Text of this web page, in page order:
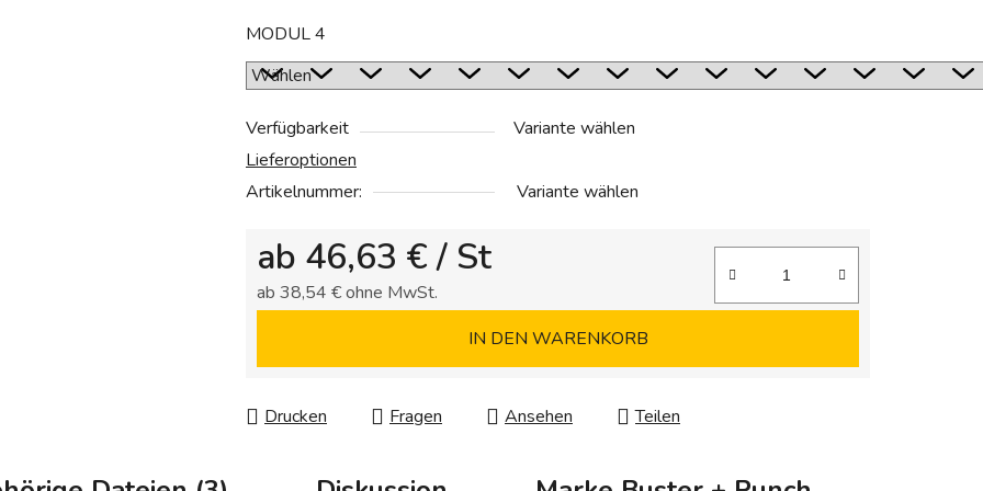
MODUL 4
Verfügbarkeit
Variante wählen
Lieferoptionen
Artikelnummer:
Variante wählen
ab 46,63 € / St
ab 38,54 €ohne MwSt.
IN DEN WARENKORB
Drucken Fragen Ansehen Teilen